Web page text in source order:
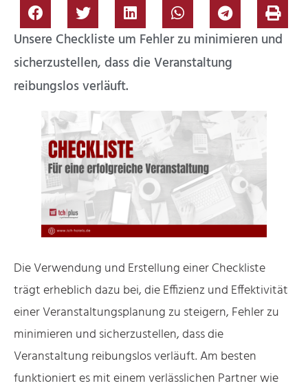
Unsere Checkliste um Fehler zu minimieren und
sicherzustellen, dass die Veranstaltung
reibungslos verläuft.
Die Verwendung und Erstellung einer Checkliste
trägt erheblich dazu bei, die Effizienz und Effektivität
einer Veranstaltungsplanung zu steigern, Fehler zu
minimieren und sicherzustellen, dass die
Veranstaltung reibungslos verläuft. Am besten
funktioniert es mit einem verlässlichen Partner wie